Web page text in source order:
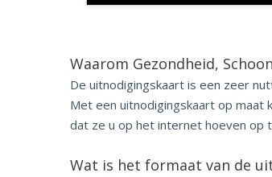
Waarom Gezondheid,
De uitnodigingskaart is een zeer
Met een uitnodigingskaart op maat
dat ze u op het internet hoeven op
Wat is het formaat van de